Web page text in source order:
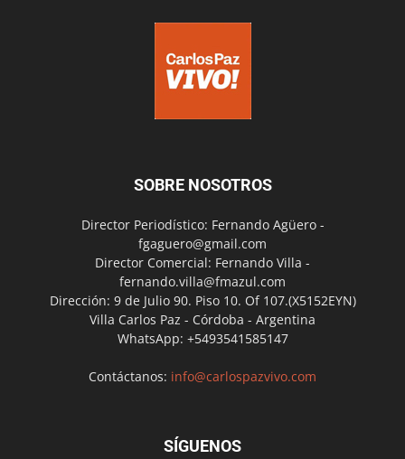
SOBRE NOSOTROS
Director Periodístico: Fernando Agüero -
fgaguero@gmail.com
Director Comercial: Fernando Villa -
fernando.villa@fmazul.com
Dirección: 9 de Julio 90. Piso 10. Of 107.(X5152EYN)
Villa Carlos Paz - Córdoba - Argentina
WhatsApp: +5493541585147
Contáctanos: info@carlospazvivo.com
SÍGUENOS